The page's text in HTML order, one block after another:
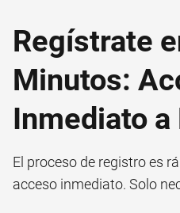
Regístrate
Minutos:
Inmediato a
El proceso de registro es
acceso inmediato. Solo